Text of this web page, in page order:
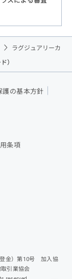
ラグジュアリーカ
）
護の基本方針
条項
金）第10号 加入協
引業協会